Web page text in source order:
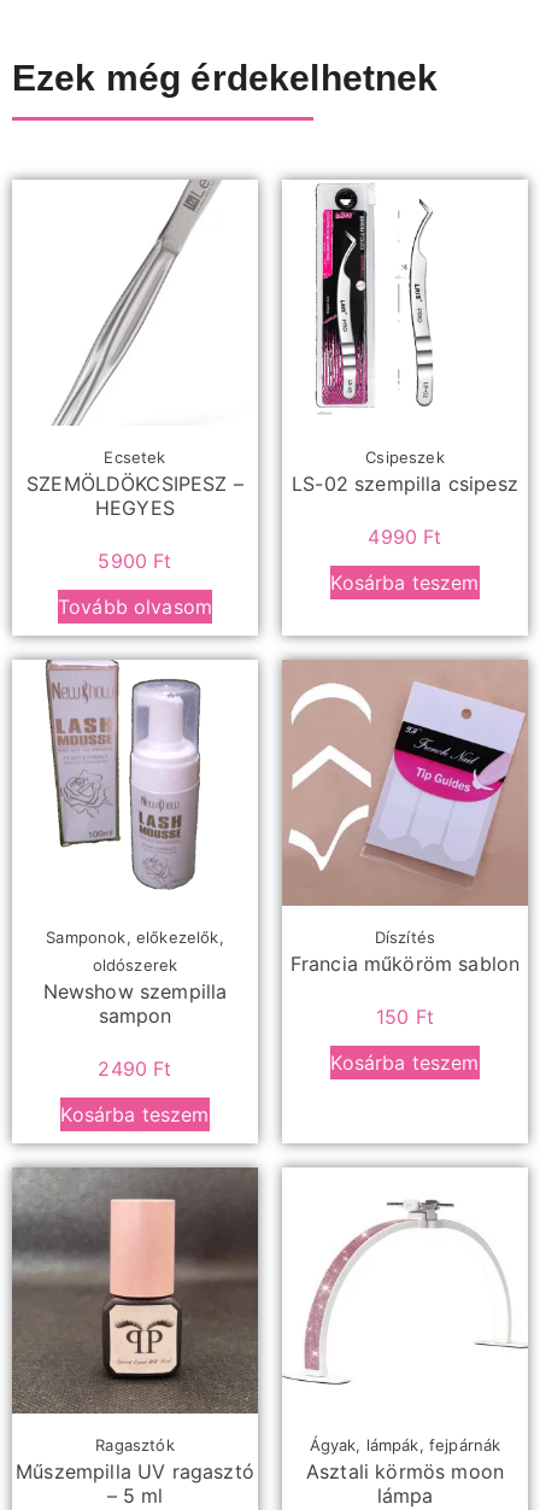
Ezek még érdekelhetnek
Ecsetek
SZEMÖLDÖKCSIPESZ –
HEGYES
5900 Ft
Tovább olvasom
Csipeszek
LS-02 szempilla csipesz
4990 Ft
Kosárba teszem
Samponok, előkezelők,
oldószerek
Newshow szempilla
sampon
2490 Ft
Kosárba teszem
Díszítés
Francia műköröm sablon
150 Ft
Kosárba teszem
Ragasztók
Műszempilla UV ragasztó
– 5 ml
Ágyak, lámpák, fejpárnák
Asztali körmös moon
lámpa